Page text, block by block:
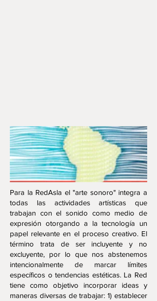
Para la RedAsla el "arte sonoro" integra a
todas las actividades artísticas que
trabajan con el sonido como medio de
expresión otorgando a la tecnología un
papel relevante en el proceso creativo. El
término trata de ser incluyente y no
excluyente, por lo que nos abstenemos
intencionalmente de marcar límites
específicos o tendencias estéticas. La Red
tiene como objetivo incorporar ideas y
maneras diversas de trabajar: 1) establecer